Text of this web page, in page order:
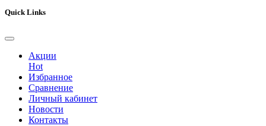
Quick Links
Акции
Hot
Избранное
Сравнение
Личный кабинет
Новости
Контакты